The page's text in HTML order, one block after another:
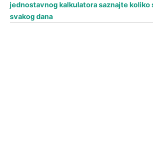
jednostavnog kalkulatora saznajte koliko
svakog dana